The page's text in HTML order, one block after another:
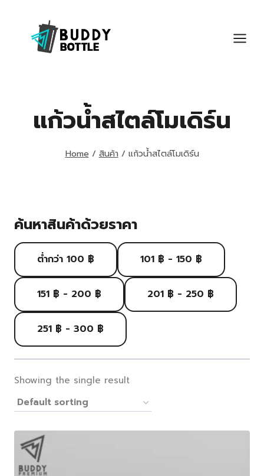
content
แก้วน้ำสไตล์โมเดิร์น
Home / สินค้า / แก้วน้ำสไตล์โมเดิร์น
ค้นหาสินค้าด้วยราคา
ต่ำกว่า 100 ฿ 101 ฿ - 150 ฿
151 ฿ - 200 ฿ 201 ฿ - 250 ฿
251 ฿ - 300 ฿
Showing the single result